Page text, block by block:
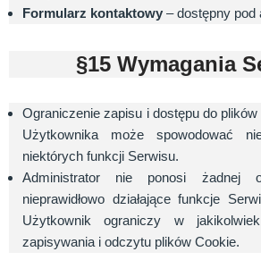
Formularz kontaktowy – dostępny pod
§15 Wymagania
Ograniczenie zapisu i dostępu do
Użytkownika może spowodować
niektórych funkcji Serwisu.
Administrator nie ponosi żadnej
nieprawidłowo działające funkcje
Użytkownik ograniczy w
zapisywania i odczytu plików Cookie.